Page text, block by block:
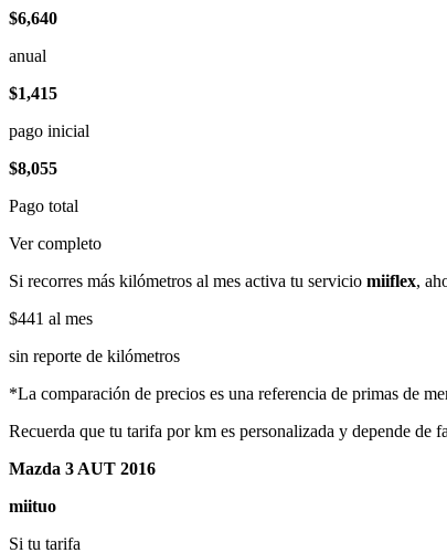
$6,640
anual
$1,415
pago inicial
$8,055
Pago total
Ver completo
Si recorres más kilómetros al mes activa tu servicio miiflex,
$441 al mes
sin reporte de kilómetros
*La comparación de precios es una referencia de primas de
Recuerda que tu tarifa por km es personalizada y depende
Mazda 3 AUT 2016
miituo
Si tu tarifa